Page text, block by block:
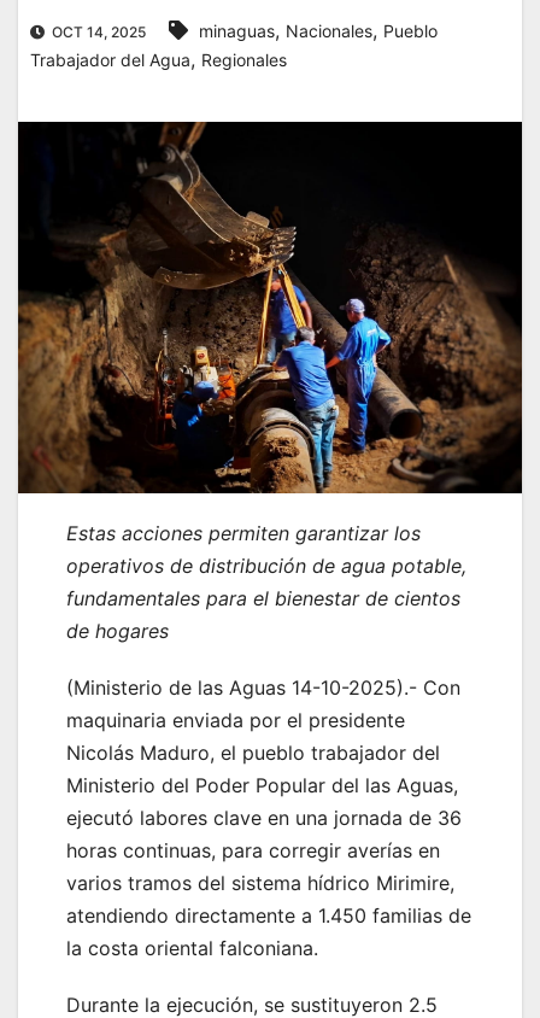
OCT 14, 2025 minaguas, Nacionales, Pueblo
Trabajador del Agua, Regionales
Estas acciones permiten garantizar los
operativos de distribución de agua potable,
fundamentales para el bienestar de cientos
de hogares
(Ministerio de las Aguas 14-10-2025).- Con
maquinaria enviada por el presidente
Nicolás Maduro, el pueblo trabajador del
Ministerio del Poder Popular del las Aguas,
ejecutó labores clave en una jornada de 36
horas continuas, para corregir averías en
varios tramos del sistema hídrico Mirimire,
atendiendo directamente a 1.450 familias de
la costa oriental falconiana.
Durante la ejecución, se sustituyeron 2.5